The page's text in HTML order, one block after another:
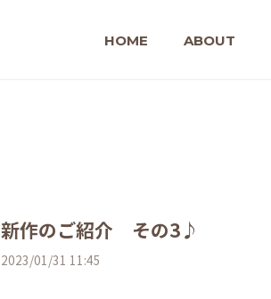
HOME ABOUT
新作のご紹介 その3♪
2023/01/31 11:45